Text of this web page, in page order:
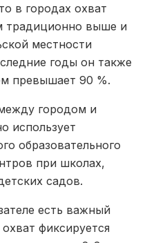
в городах охват
традиционно выше и
местности
годы он также
превышает 90 %.
городом и
использует
образовательного
при школах,
садов.
есть важный
фиксируется